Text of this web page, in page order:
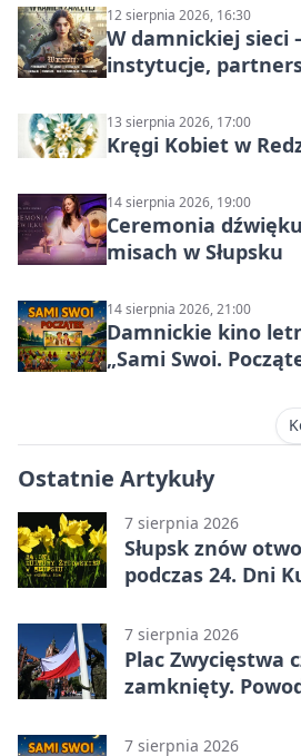
12 sierpnia 2026, 16:30
W damnickiej sieci
instytucje,
13 sierpnia 2026, 17:00
Kręgi Kobiet w
14 sierpnia 2026, 19:00
Ceremonia
misach w Słupsku
14 sierpnia 2026, 21:00
Damnickie kino
„Sami Swoi.
Ostatnie Artykuły
7 sierpnia 2026
Słupsk znów
podczas 24. Dni
7 sierpnia 2026
Plac Zwycięstwa
zamknięty.
7 sierpnia 2026